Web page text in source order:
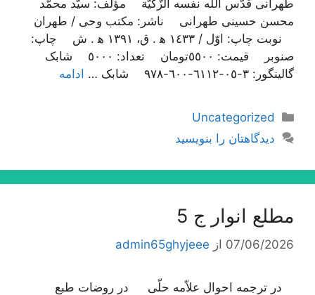
طهرانی قدّس الله نفسه الزّکیّة مؤلّف: سیّد محمّد
محسن حسینی طهرانی ناشر: مکتب وحی / طهران
نوبت چاپ: اوّل / ١٤٣٣ ه‍ . ق، ١٣٩١ ه‍ . ش چاپ:
صنوبر قیمت: ٥٥٠٠تومان تعداد: ٥٠٠٠ شابک
گالینگور: ٣-٠٥-٦١١٢-٦٠٠-٩٧٨ شابک …
ادامه
دسته‌ها
Uncategorized
دیدگاهتان را بنویسید
مطلع انوار ج 5
07/06/2026 از admin65ghyjeee
در ترجمه احوال علاّمه حلّی در روضات طبع